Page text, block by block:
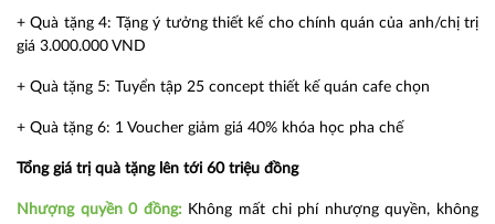
+ Quà tặng 4: Tặng ý tưởng thiết kế cho chính quán của anh/chị trị
giá 3.000.000 VND
+ Quà tặng 5: Tuyển tập 25 concept thiết kế quán cafe chọn
+ Quà tặng 6: 1 Voucher giảm giá 40% khóa học pha chế
Tổng giá trị quà tặng lên tới 60 triệu đồng
Nhượng quyền 0 đồng: Không mất chi phí nhượng quyền, không